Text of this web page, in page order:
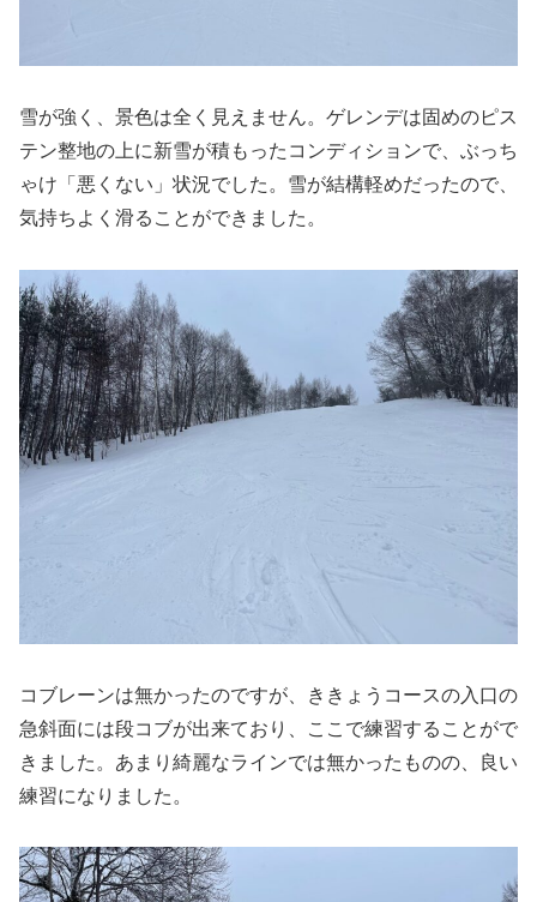
雪が強く、景色は全く見えません。ゲレンデは固めのピス
テン整地の上に新雪が積もったコンディションで、ぶっち
ゃけ「悪くない」状況でした。雪が結構軽めだったので、
気持ちよく滑ることができました。
コブレーンは無かったのですが、ききょうコースの入口の
急斜面には段コブが出来ており、ここで練習することがで
きました。あまり綺麗なラインでは無かったものの、良い
練習になりました。